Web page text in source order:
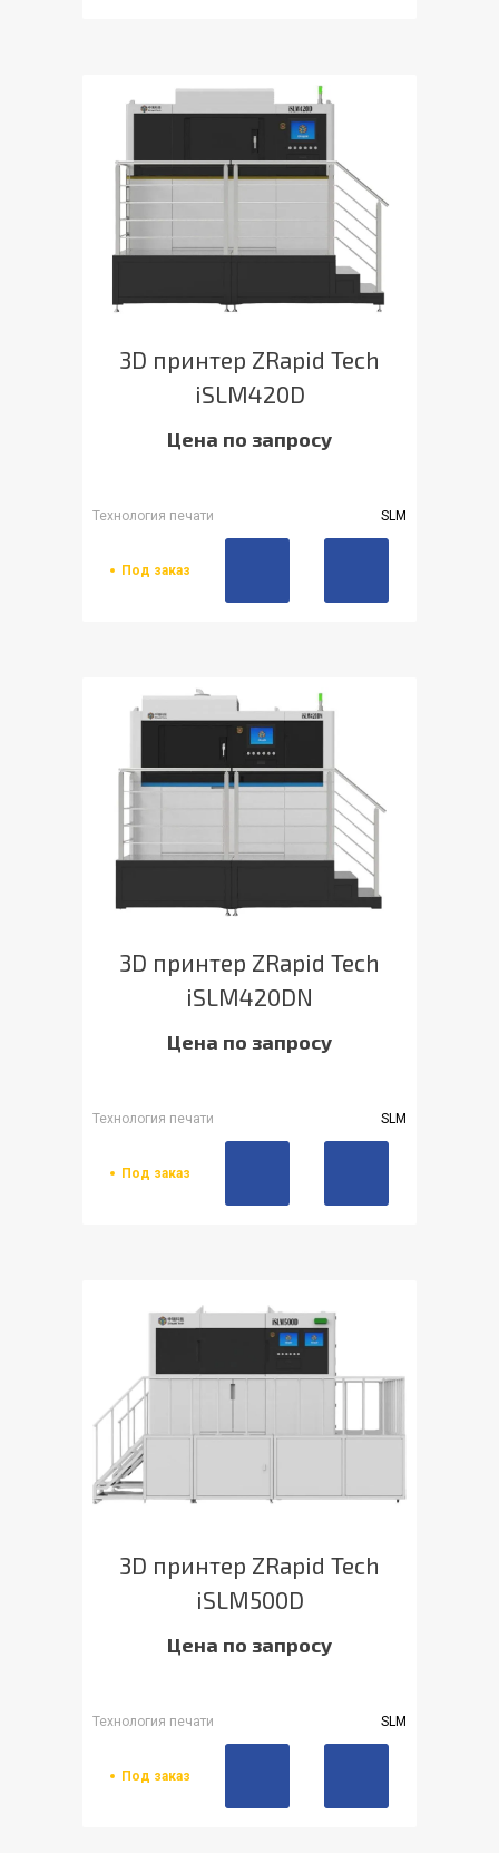
3D принтер ZRapid Tech
iSLM420D
Цена по запросу
Технология печати SLM
Под заказ
3D принтер ZRapid Tech
iSLM420DN
Цена по запросу
Технология печати SLM
Под заказ
3D принтер ZRapid Tech
iSLM500D
Цена по запросу
Технология печати SLM
Под заказ